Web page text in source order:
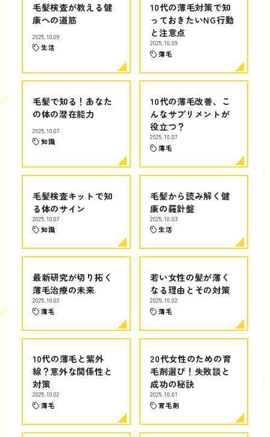
毛髪検査が教える健
康への道筋
2025.10.09
生活
10代の薄毛対策で知
っておきたいNG行動
と注意点
2025.10.09
薄毛
毛髪で知る！あなた
の体の潜在能力
2025.10.07
知識
10代の薄毛改善、こ
んなサプリメントが
役立つ？
2025.10.07
薄毛
毛髪検査キットで知
る体のサイン
2025.10.07
知識
毛髪から読み解く健
康の羅針盤
2025.10.03
生活
最新研究が切り拓く
薄毛治療の未来
2025.10.02
薄毛
若い女性の髪が薄く
なる理由とその対策
2025.10.02
薄毛
10代の薄毛と紫外
線？意外な関係性と
対策
2025.10.02
薄毛
20代女性のための育
毛剤選び！失敗談と
成功の秘訣
2025.10.01
育毛剤